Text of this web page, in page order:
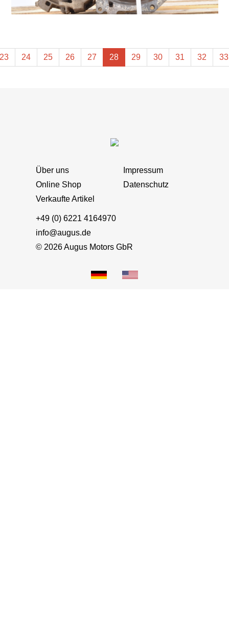
24 25 26 27 28 29 30 31 32 33
Über uns
Impressum
Online Shop
Datenschutz
Verkaufte Artikel
+49 (0) 6221 4164970
info@augus.de
© 2026 Augus Motors GbR